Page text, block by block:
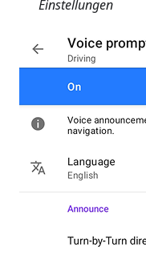
Einstellungen